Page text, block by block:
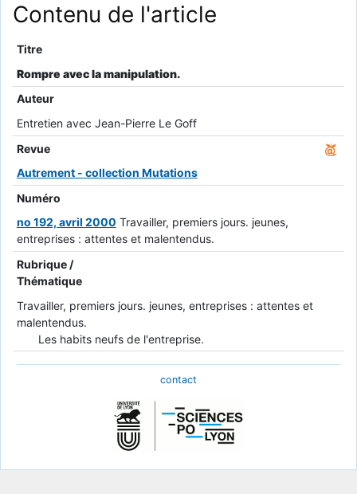
Contenu de l'article
Titre
Rompre avec la manipulation.
Auteur
Entretien avec Jean-Pierre Le Goff
Revue
Autrement - collection Mutations
Numéro
no 192, avril 2000 Travailler, premiers jours. jeunes,
entreprises : attentes et malentendus.
Rubrique /
Thématique
Travailler, premiers jours. jeunes, entreprises : attentes et
malentendus.
Les habits neufs de l'entreprise.
contact